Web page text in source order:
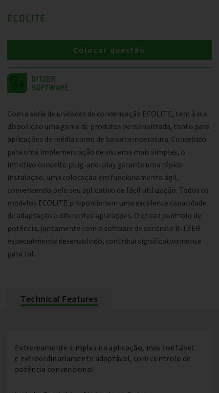
ECOLITE
Com a série de unidades de condensação ECOLITE, tem à sua
disposição uma gama de produtos personalizada, tanto para
aplicações de média como de baixa temperatura. Concebido
para uma implementação de sistema mais simples, o
intuitivo conceito plug-and-play garante uma rápida
instalação, uma colocação em funcionamento ágil,
convencendo pelo seu aplicativo de fácil utilização. Todos os
modelos ECOLITE proporcionam uma excelente capacidade
de adaptação a diferentes aplicações. O eficaz controlo de
potência, juntamente com o software de controlo BITZER
especialmente desenvolvido, contribui significativamente
para tal.
Colocar questão
Technical Features
Extremamente simples na aplicação, mas confiável
e extraordinariamente adaptável, com controlo de
potência convencional